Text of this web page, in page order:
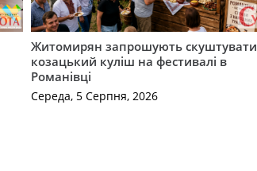
Житомирян запрошують скуштувати
козацький куліш на фестивалі в
Романівці
Середа, 5 Серпня, 2026